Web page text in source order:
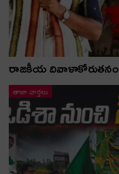
రాజకీయ దివాళాకోరుతనం
తాజా వార్తలు